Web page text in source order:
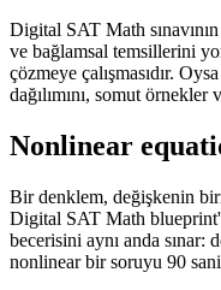
Digital SAT Math
ve bağlamsal temsillerini
çözmeye çalışmasıdır.
dağılımını, somut
Nonlinear
Bir denklem, değişkenin
Digital SAT Math
becerisini aynı anda
nonlinear bir soruyu 90